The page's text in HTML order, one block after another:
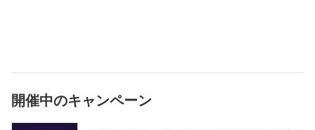
開催中のキャンペーン